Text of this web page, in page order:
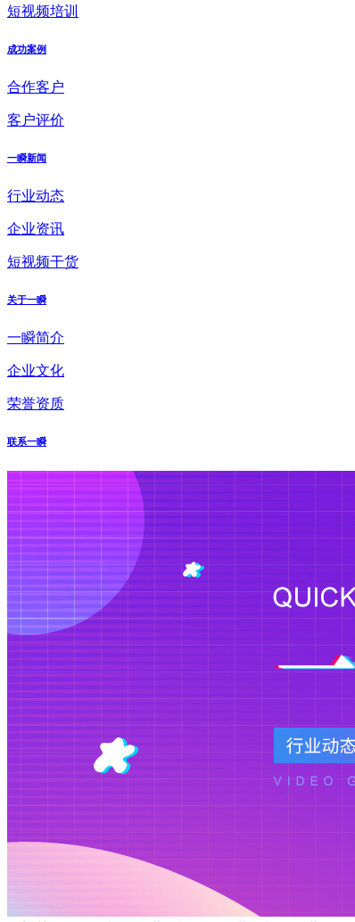
短视频培训
成功案例
合作客户
客户评价
一瞬新闻
行业动态
企业资讯
短视频干货
关于一瞬
一瞬简介
企业文化
荣誉资质
联系一瞬